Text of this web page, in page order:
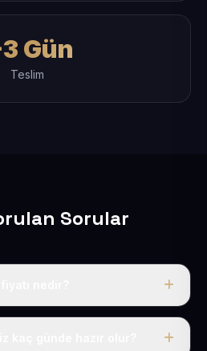
Gün
Teslim
Sorular
50 USD + KDV. Bu bedele alan